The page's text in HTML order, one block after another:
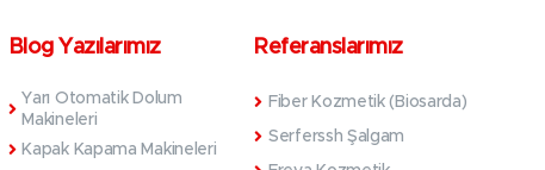
Blog Yazılarımız
Yarı Otomatik Dolum
Makineleri
Kapak Kapama Makineleri
Referanslarımız
Fiber Kozmetik (Biosarda)
Serferssh Şalgam